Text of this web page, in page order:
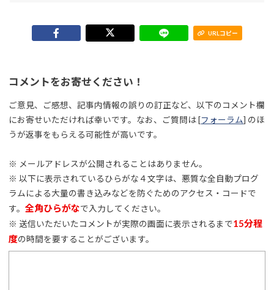
URLコピー
コメントをお寄せください！
ご意見、ご感想、記事内情報の誤りの訂正など、以下のコメント欄
にお寄せいただければ幸いです。なお、ご質問は [フォーラム] のほ
うが返事をもらえる可能性が高いです。
※ メールアドレスが公開されることはありません。
※ 以下に表示されているひらがな４文字は、悪質な全自動プログ
ラムによる大量の書き込みなどを防ぐためのアクセス・コードで
す。全角ひらがなで入力してください。
※ 送信いただいたコメントが実際の画面に表示されるまで15分程
度の時間を要することがございます。